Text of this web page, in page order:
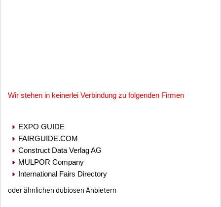
Wir stehen in keinerlei Verbindung zu folgenden Firmen
EXPO GUIDE
FAIRGUIDE.COM
Construct Data Verlag AG
MULPOR Company
International Fairs Directory
oder ähnlichen dubiosen Anbietern